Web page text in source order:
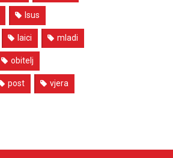
Isus
laici mladi
obitelj
post vjera